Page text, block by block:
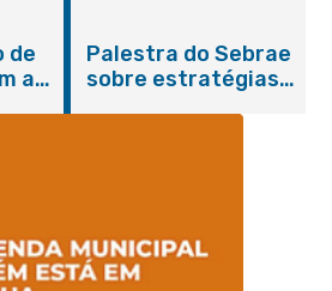
promovem
conscientização
sobre hanseníase
de
a
Palestra do Sebrae
sobre estratégias